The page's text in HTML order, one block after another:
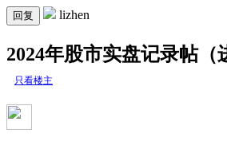
回复 lizhen
2024年股市实盘记录帖（
只看楼主